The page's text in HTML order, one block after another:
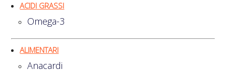
ACIDI GRASSI
Omega-3
ALIMENTARI
Anacardi